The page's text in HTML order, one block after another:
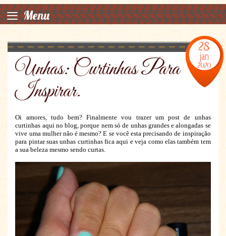
≡ Menu
28
jan
2020
Unhas: Curtinhas Para
Inspirar.
Oi amores, tudo bem? Finalmente vou trazer um post de unhas
curtinhas aqui no blog, porque nem só de unhas grandes e alongadas se
vive uma mulher não é mesmo? E se você esta precisando de inspiração
para pintar suas unhas curtinhas fica aqui e veja como elas também tem
a sua beleza mesmo sendo curtas.